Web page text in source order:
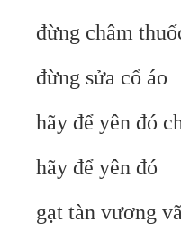
đừng châm
đừng sửa cổ áo
hãy để yên đó
hãy để yên đó
gạt tàn vương